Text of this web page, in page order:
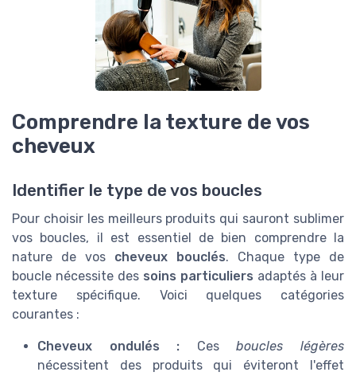
Comprendre la texture de vos
cheveux
Identifier le type de vos boucles
Pour choisir les meilleurs produits qui sauront sublimer
vos boucles, il est essentiel de bien comprendre la
nature de vos cheveux bouclés. Chaque type de
boucle nécessite des soins particuliers adaptés à leur
texture spécifique. Voici quelques catégories
courantes :
Cheveux ondulés : Cesboucles légères
nécessitent des produits qui éviteront l'effet